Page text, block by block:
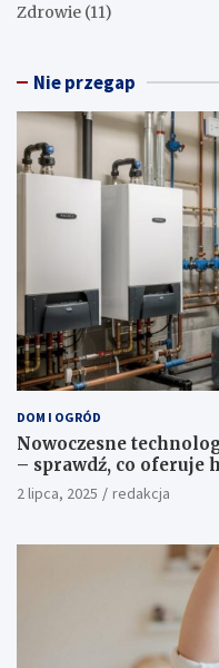
Zdrowie (11)
Nie przegap
DOM I OGRÓD
Nowoczesne
– sprawdź, co oferuje
Proterm.sklep.pl
2 lipca, 2025 redakcja